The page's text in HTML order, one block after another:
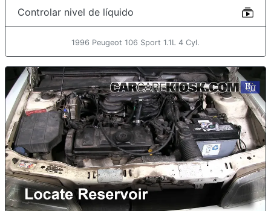
Controlar nivel de líquido
1996 Peugeot 106 Sport 1.1L 4 Cyl.